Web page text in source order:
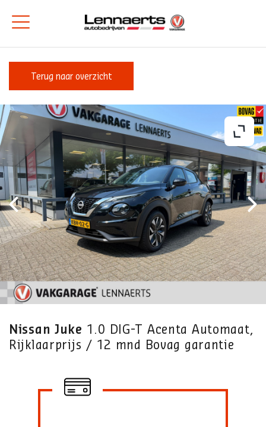
Terug naar overzicht
Nissan Juke 1.0 DIG-T Acenta Automaat,
Rijklaarprijs / 12 mnd Bovag garantie